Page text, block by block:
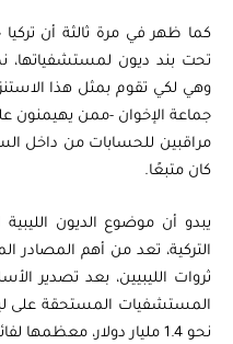
تحت بند ديون لمستشفياتها،
وهي لكي تقوم بمثل هذا
جماعة الإخوان -ممن يهيمنون
مراقبين للحسابات من داخل
كان متبعًا.
يبدو أن موضوع الديون
التركية، تعد من أهم المصادر
ثروات الليبيين، بعد تصدير
المستشفيات المستحقة على
نحو 1.4 مليار دولار، معظمها لفائدة أنقرة.